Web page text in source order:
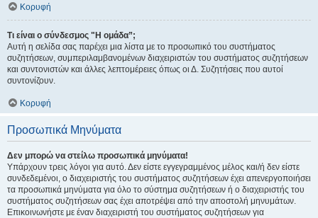
Κορυφή
Τι είναι ο σύνδεσμος "Η ομάδα”;
Αυτή η σελίδα σας παρέχει μια λίστα με το προσωπικό του συστήματος
συζητήσεων, συμπεριλαμβανομένων διαχειριστών του συστήματος συζητήσεων
και συντονιστών και άλλες λεπτομέρειες όπως οι Δ. Συζητήσεις που αυτοί
συντονίζουν.
Κορυφή
Προσωπικά Μηνύματα
Δεν μπορώ να στείλω προσωπικά μηνύματα!
Υπάρχουν τρεις λόγοι για αυτό. Δεν είστε εγγεγραμμένος μέλος και/ή δεν είστε
συνδεδεμένοι, ο διαχειριστής του συστήματος συζητήσεων έχει απενεργοποιήσει
τα προσωπικά μηνύματα για όλο το σύστημα συζητήσεων ή ο διαχειριστής του
συστήματος συζητήσεων σας έχει αποτρέψει από την αποστολή μηνυμάτων.
Επικοινωνήστε με έναν διαχειριστή του συστήματος συζητήσεων για